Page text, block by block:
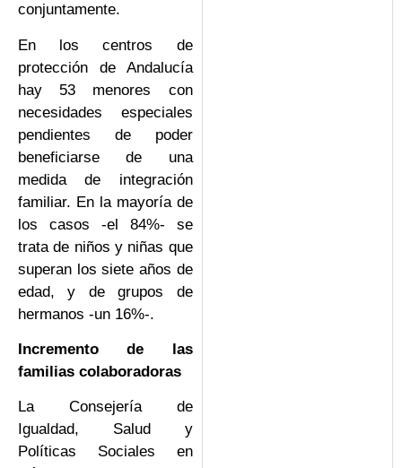
conjuntamente.
En los centros de
protección de Andalucía
hay 53 menores con
necesidades especiales
pendientes de poder
beneficiarse de una
medida de integración
familiar. En la mayoría de
los casos -el 84%- se
trata de niños y niñas que
superan los siete años de
edad, y de grupos de
hermanos -un 16%-.
Incremento de las
familias colaboradoras
La Consejería de
Igualdad, Salud y
Políticas Sociales en